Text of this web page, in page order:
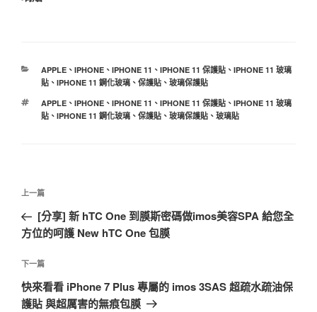
分
類
APPLE、 IPHONE、 IPHONE 11 、 IPHONE 11 保護貼、 IPHONE 11 玻璃
貼、 IPHONE 11 鋼化玻璃、 保護貼、 玻璃保護貼
標
籤
APPLE、 IPHONE、 IPHONE 11 、 IPHONE 11 保護貼、 IPHONE 11 玻璃
貼、 IPHONE 11 鋼化玻璃、 保護貼、 玻璃保護貼、 玻璃貼
文
導
覽
上
一
篇
章
上一篇
[分享] 新 hTC One 到膜斯密碼做imos美容SPA 給您全
方位的呵護 New hTC One 包膜
下
一
篇
下一篇
快來看看 iPhone 7 Plus 專屬的 imos 3SAS 超疏水疏油保
護貼 與超厲害的無痕包膜